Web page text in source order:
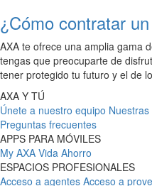
¿Cómo contratar
AXA te ofrece una amplia gama
tengas que preocuparte de
tener protegido tu futuro y el de
AXA Y TÚ
Únete a nuestro equipo
Preguntas frecuentes
APPS PARA MÓVILES
My AXA Vida Ahorro
ESPACIOS PROFESIONALES
Acceso a agentes Acceso a